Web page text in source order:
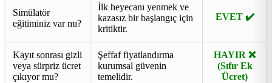
Simülatör
eğitiminiz var mı?
İlk heyecanı yenmek ve
kazasız bir başlangıç için
kritiktir.
EVET ✔️
Kayıt sonrası gizli
veya sürpriz ücret
çıkıyor mu?
Şeffaf fiyatlandırma
kurumsal güvenin
temelidir.
HAYIR ❌
(Sıfır Ek
Ücret)